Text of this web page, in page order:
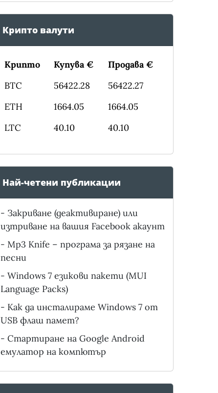
Крипто валути
Крипто Купува €
Продава €
BTC
56422.28
56422.27
ETH
1664.05
1664.05
LTC
40.10 40.10
Най-четени публикации
- Закриване (деактивиране) или
изтриване на вашия Facebook акаунт
- Mp3 Knife – програма за рязане на
песни
- Windows 7 езикови пакети (MUI
Language Packs)
- Как да инсталираме Windows 7 от
USB флаш памет?
- Стартиране на Google Android
емулатор на компютър